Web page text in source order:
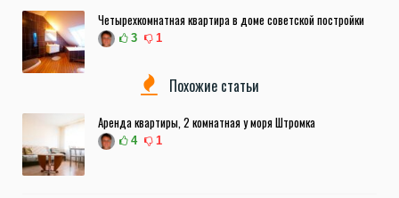
Четырехкомнатная квартира в доме советской постройки
3 1
Похожие статьи
Аренда квартиры, 2 комнатная у моря Штромка
4 1